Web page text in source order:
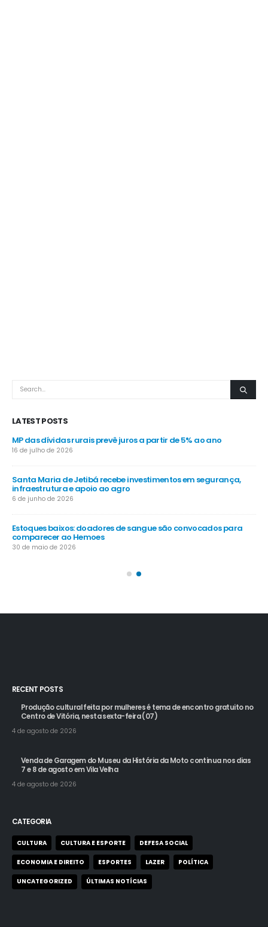
LATEST POSTS
MP das dívidas rurais prevê juros a partir de 5% ao ano
16 de julho de 2026
Santa Maria de Jetibá recebe investimentos em segurança,
infraestrutura e apoio ao agro
6 de junho de 2026
Estoques baixos: doadores de sangue são convocados para
comparecer ao Hemoes
30 de maio de 2026
RECENT POSTS
Produção cultural feita por mulheres é tema de encontro gratuito no
Centro de Vitória, nesta sexta-feira (07)
4 de agosto de 2026
Venda de Garagem do Museu da História da Moto continua nos dias
7 e 8 de agosto em Vila Velha
4 de agosto de 2026
CATEGORIA
CULTURA CULTURA E ESPORTE DEFESA SOCIAL
ECONOMIA E DIREITO ESPORTES LAZER POLÍTICA
UNCATEGORIZED ÚLTIMAS NOTÍCIAS